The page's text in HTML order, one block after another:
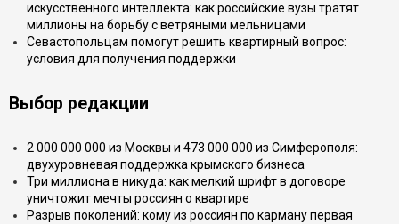
искусственного интеллекта: как российские вузы тратят
миллионы на борьбу с ветряными мельницами
Севастопольцам помогут решить квартирный вопрос:
условия для получения поддержки
Выбор редакции
2 000 000 000 из Москвы и 473 000 000 из Симферополя:
двухуровневая поддержка крымского бизнеса
Три миллиона в никуда: как мелкий шрифт в договоре
уничтожит мечты россиян о квартире
Разрыв поколений: кому из россиян по карману первая